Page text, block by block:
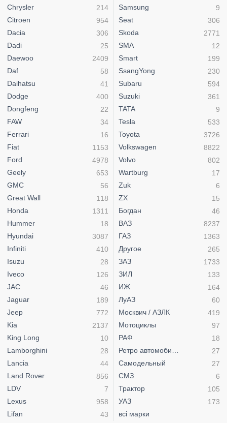
Chrysler
214
Citroen
954
Dacia
306
Dadi
25
Daewoo
2409
Daf
58
Daihatsu
41
Dodge
400
Dongfeng
22
FAW
34
Ferrari
16
Fiat
1153
Ford
4978
Geely
653
GMC
56
Great Wall
118
Honda
1311
Hummer
18
Hyundai
3087
Infiniti
410
Isuzu
28
Iveco
126
JAC
46
Jaguar
189
Jeep
772
Kia
2137
King Long
10
Lamborghini
28
Lancia
44
Land Rover
856
LDV
7
Lexus
958
Lifan
43
Samsung
9
Seat
306
Skoda
2771
SMA
12
Smart
199
SsangYong
230
Subaru
594
Suzuki
361
TATA
9
Tesla
533
Toyota
3726
Volkswagen
8822
Volvo
802
Wartburg
17
Zuk
6
ZX
15
Богдан
46
ВАЗ
8237
ГАЗ
1363
Другое
265
ЗАЗ
1733
ЗИЛ
133
ИЖ
164
ЛуАЗ
60
Москвич / АЗЛК
419
Мотоциклы
97
РАФ
18
Ретро автомобили
27
Самодельный
27
СМЗ
6
Трактор
105
УАЗ
173
всі марки